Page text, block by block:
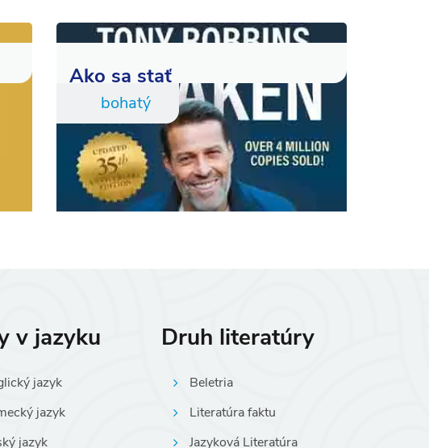
Ako sa stať
bohatý
v jazyku
jazyk
jazyk
jazyk
Druh literatúry
Beletria
Literatúra faktu
Jazyková Literatúra